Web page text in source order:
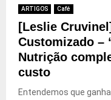
ARTIGOS Café
[Leslie
Customizado –
Nutrição
custo
Entendemos que